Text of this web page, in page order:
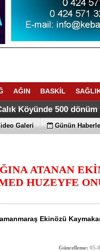
AĞIN BASKİL
TARİH YAZDI
Yaz Kuran
Köyünde 500 dönüm
Galeri Günün
ATANAN
HUZEYFE
Ekinözü
Güncelleme: 05-